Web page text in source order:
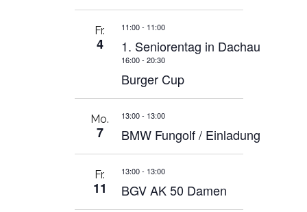
Fr.
4
11:00- 11:00
1. Seniorentag in Dachau
16:00- 20:30
Burger Cup
Mo.
7
13:00- 13:00
BMW Fungolf / Einladung
Fr.
11
13:00- 13:00
BGV AK 50 Damen